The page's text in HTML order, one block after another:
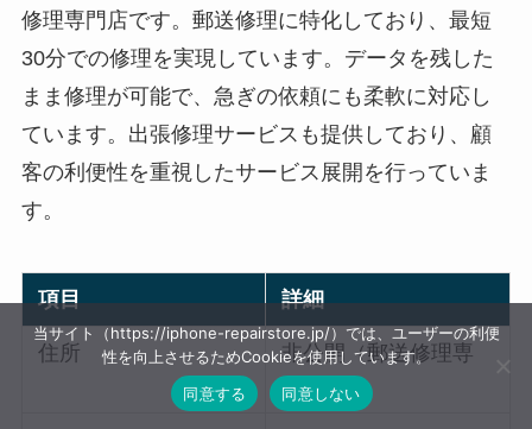
修理専門店です。郵送修理に特化しており、最短
30分での修理を実現しています。データを残した
まま修理が可能で、急ぎの依頼にも柔軟に対応し
ています。出張修理サービスも提供しており、顧
客の利便性を重視したサービス展開を行っていま
す。
項目 詳細
住所
非公開（郵送修理専
門）
当サイト（https://iphone-repairstore.jp/）では、ユーザーの利便
性を向上させるためCookieを使用しています。
同意する
同意しない